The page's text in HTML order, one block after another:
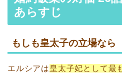
あらすじ
もしも皇太子の立場なら
エルシアは皇太子妃として最